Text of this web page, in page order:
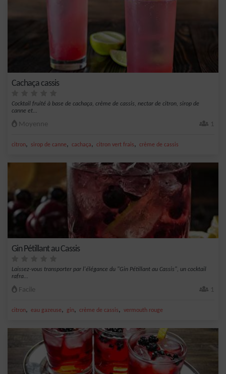
Cachaça cassis
Cocktail fruité à base de cachaça, crème de cassis, nectar de citron, sirop de
canne et...
Moyenne 1
citron, sirop de canne, cachaça, citron vert frais, crème de cassis
Gin Pétillant au Cassis
Laissez-vous transporter par l'élégance du "Gin Pétillant au Cassis", un cocktail
rafra...
Facile 1
citron, eau gazeuse, gin, crème de cassis, vermouth rouge